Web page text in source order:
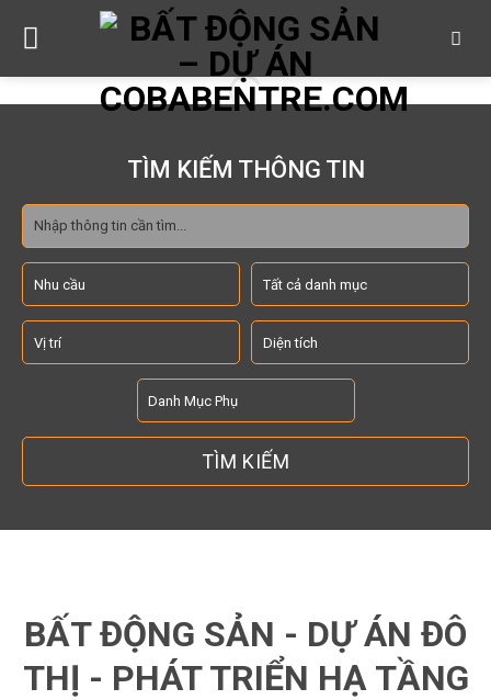
TÌM KIẾM THÔNG TIN
BẤT ĐỘNG SẢN - DỰ ÁN ĐÔ
THỊ - PHÁT TRIỂN HẠ TẦNG